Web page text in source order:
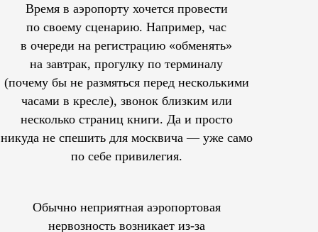
Время в аэропорту хочется провести
по своему сценарию. Например, час
в очереди на регистрацию «обменять»
на завтрак, прогулку по терминалу
(почему бы не размяться перед несколькими
часами в кресле), звонок близким или
несколько страниц книги. Да и просто
никуда не спешить для москвича — уже само
по себе привилегия.
Обычно неприятная аэропортовая
нервозность возникает из-за